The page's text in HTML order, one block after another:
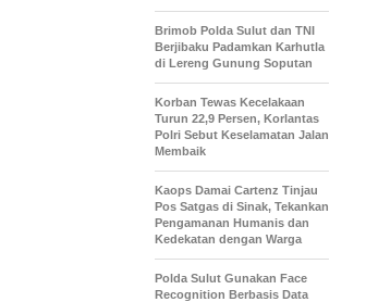
Brimob Polda Sulut dan TNI
Berjibaku Padamkan Karhutla
di Lereng Gunung Soputan
Korban Tewas Kecelakaan
Turun 22,9 Persen, Korlantas
Polri Sebut Keselamatan Jalan
Membaik
Kaops Damai Cartenz Tinjau
Pos Satgas di Sinak, Tekankan
Pengamanan Humanis dan
Kedekatan dengan Warga
Polda Sulut Gunakan Face
Recognition Berbasis Data